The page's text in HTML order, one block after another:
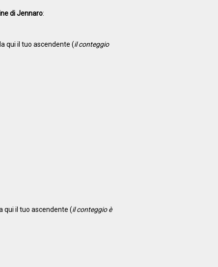
di Jennaro:
qui il tuo ascendente (il conteggio
qui il tuo ascendente (il conteggio è